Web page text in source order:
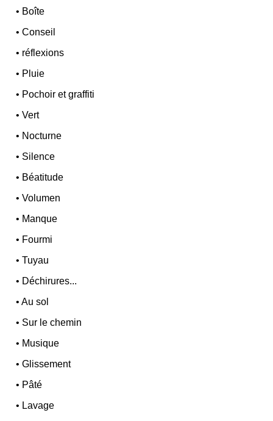
• Boîte
•Conseil
• réflexions
• Pluie
• Pochoir et graffiti
•Vert
• Nocturne
• Silence
• Béatitude
•Volumen
• Manque
• Fourmi
•Tuyau
• Déchirures...
•Au sol
• Sur le chemin
• Musique
•Glissement
• Pâté
• Lavage